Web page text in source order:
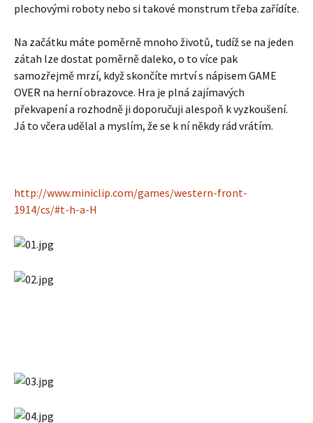
plechovými roboty nebo si takové monstrum třeba zařídíte.
Na začátku máte poměrně mnoho životů, tudíž se na jeden
zátah lze dostat poměrně daleko, o to více pak
samozřejmě mrzí, když skončíte mrtví s nápisem GAME
OVER na herní obrazovce. Hra je plná zajímavých
překvapení a rozhodně ji doporučuji alespoň k vyzkoušení.
Já to včera udělal a myslím, že se k ní někdy rád vrátím.
http://www.miniclip.com/games/western-front-
1914/cs/#t-h-a-H